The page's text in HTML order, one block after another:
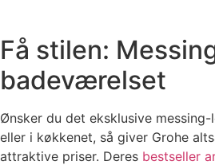
Få stilen:
badeværelset
Ønsker du det eksklusive
eller i køkkenet, så giver Grohe
attraktive priser. Deres bestseller